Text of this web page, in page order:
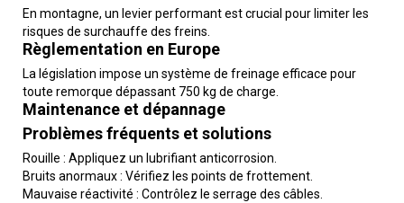
En montagne, un levier performant est crucial pour limiter les
risques de surchauffe des freins.
Règlementation en Europe
La législation impose un système de freinage efficace pour
toute remorque dépassant 750 kg de charge.
Maintenance et dépannage
Problèmes fréquents et solutions
Rouille : Appliquez un lubrifiant anticorrosion.
Bruits anormaux : Vérifiez les points de frottement.
Mauvaise réactivité : Contrôlez le serrage des câbles.